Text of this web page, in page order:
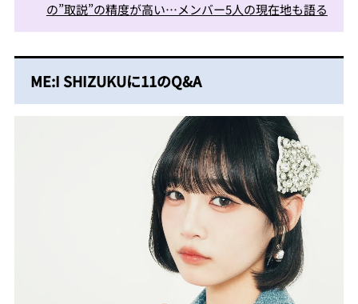
の”取説”の精度が高い…メンバー5人の現在地も語る
ME:I SHIZUKUに11のQ&A